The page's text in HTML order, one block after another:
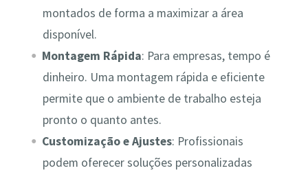
montados de forma a maximizar a área
disponível.
Montagem Rápida: Para empresas, tempo é
dinheiro. Uma montagem rápida e eficiente
permite que o ambiente de trabalho esteja
pronto o quanto antes.
Customização e Ajustes: Profissionais
podem oferecer soluções personalizadas